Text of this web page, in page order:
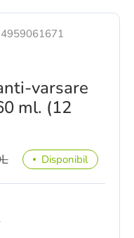
varsare
ml. (12
Disponibil